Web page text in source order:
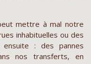
mettre à mal notre
inhabituelles ou des
: des pannes
nos transferts, en